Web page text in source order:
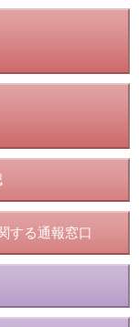
する通報窓口